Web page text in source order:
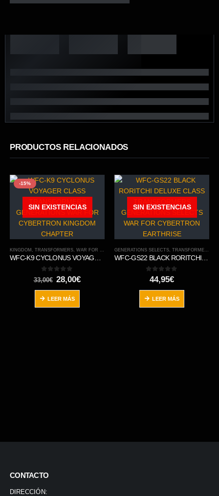
PRODUCTOS RELACIONADOS
-15%
SIN EXISTENCIAS
KINGDOM , TRANSFORMERS, WAR FOR CYBERTRON TRILOGY
WFC-K9 CYCLONUS VOYAGER CLASS TRANSFORMERS GENERATIONS WAR FOR CYBERTRON KINGDOM CHAPTER
0out of 5
33,00€ El
precio
original
era:
33,00€.
28,00€El
LEER MÁS
SIN EXISTENCIAS
GENERATIONS SELECTS, TRANSFORMERS
WFC-GS22 BLACK RORITCHI DELUXE CLASS TRANSFORMERS GENERATIONS SELECTS WAR FOR CYBERTRON EARTHRISE
out of 5
44,95€
LEER MÁS
CONTACTO
DIRECCIÓN: